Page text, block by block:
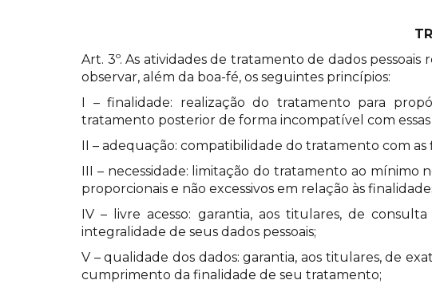
Art. 3º. As atividades de tratamento de dados
observar, além da boa-fé, os seguintes princípios:
I – finalidade: realização do tratamento para
tratamento posterior de forma incompatível com essas
II – adequação: compatibilidade do tratamento com
III – necessidade: limitação do tratamento ao mínimo
proporcionais e não excessivos em relação às
IV – livre acesso: garantia, aos titulares, de
integralidade de seus dados pessoais;
V – qualidade dos dados: garantia, aos titulares, de
cumprimento da finalidade de seu tratamento;